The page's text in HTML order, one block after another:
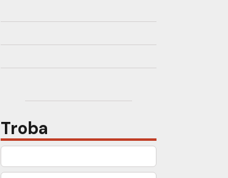
Troba
Cerca: